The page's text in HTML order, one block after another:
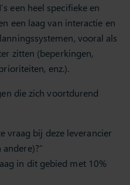
een heel specifieke en
een laag van interactie en
vooral als
zitten (beperkingen,
enz.).
die zich voortdurend
vraag bij deze leverancier
in dit gebied met 10%